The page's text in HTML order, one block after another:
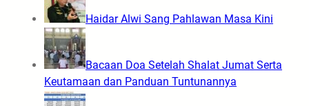
Haidar Alwi Sang Pahlawan Masa Kini
Bacaan Doa Setelah Shalat Jumat Serta
Keutamaan dan Panduan Tuntunannya